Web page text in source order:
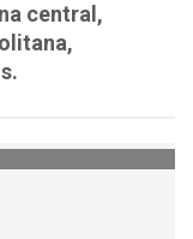
central,